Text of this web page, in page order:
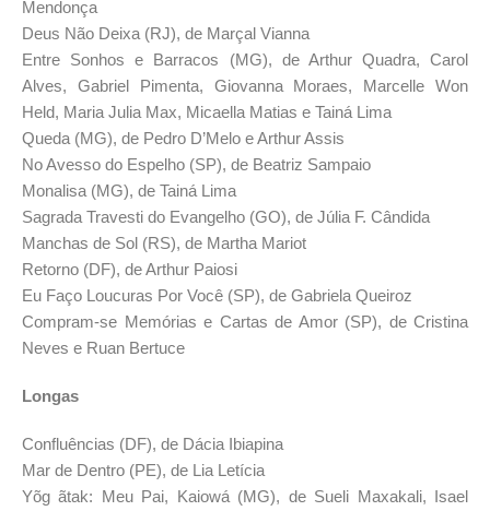
Mendonça
Deus Não Deixa (RJ), de Marçal Vianna
Entre Sonhos e Barracos (MG), de Arthur Quadra, Carol
Alves, Gabriel Pimenta, Giovanna Moraes, Marcelle Won
Held, Maria Julia Max, Micaella Matias e Tainá Lima
Queda (MG), de Pedro D’Melo e Arthur Assis
No Avesso do Espelho (SP), de Beatriz Sampaio
Monalisa (MG), de Tainá Lima
Sagrada Travesti do Evangelho (GO), de Júlia F. Cândida
Manchas de Sol (RS), de Martha Mariot
Retorno (DF), de Arthur Paiosi
Eu Faço Loucuras Por Você (SP), de Gabriela Queiroz
Compram-se Memórias e Cartas de Amor (SP), de Cristina
Neves e Ruan Bertuce
Longas
Confluências (DF), de Dácia Ibiapina
Mar de Dentro (PE), de Lia Letícia
Yõg ãtak: Meu Pai, Kaiowá (MG), de Sueli Maxakali, Isael